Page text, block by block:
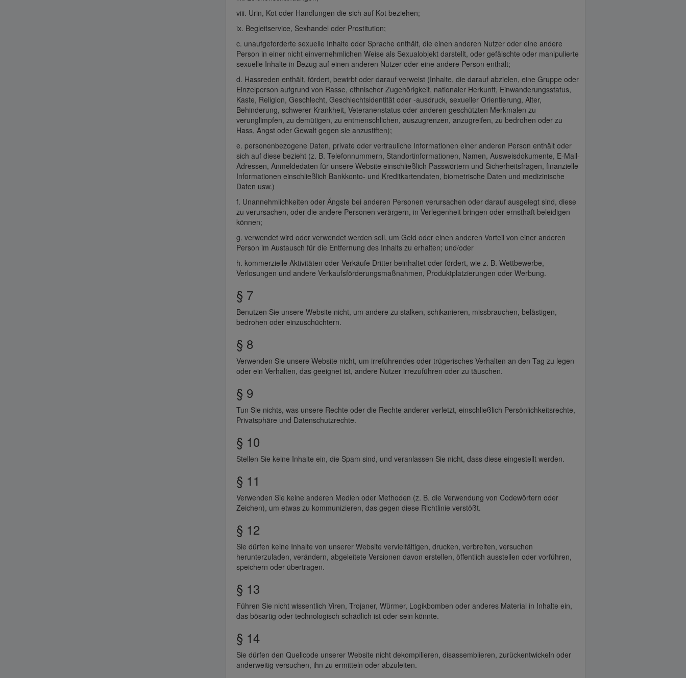
viii. Urin, Kot oder Handlungen die sich auf Kot beziehen;
ix. Begleitservice, Sexhandel oder Prostitution;
c. unaufgeforderte sexuelle Inhalte oder Sprache enthält, die einen anderen Nutzer oder eine andere
Person in einer nicht einvernehmlichen Weise als Sexualobjekt darstellt, oder gefälschte oder manipulierte
sexuelle Inhalte in Bezug auf einen anderen Nutzer oder eine andere Person enthält;
d. Hassreden enthält, fördert, bewirbt oder darauf verweist (Inhalte, die darauf abzielen, eine Gruppe oder
Einzelperson aufgrund von Rasse, ethnischer Zugehörigkeit, nationaler Herkunft, Einwanderungsstatus,
Kaste, Religion, Geschlecht, Geschlechtsidentität oder -ausdruck, sexueller Orientierung, Alter,
Behinderung, schwerer Krankheit, Veteranenstatus oder anderen geschützten Merkmalen zu
verunglimpfen, zu demütigen, zu entmenschlichen, auszugrenzen, anzugreifen, zu bedrohen oder zu
Hass, Angst oder Gewalt gegen sie anzustiften);
e. personenbezogene Daten, private oder vertrauliche Informationen einer anderen Person enthält oder
sich auf diese bezieht (z. B. Telefonnummern, Standortinformationen, Namen, Ausweisdokumente, E-Mail-
Adressen, Anmeldedaten für unsere Website einschließlich Passwörtern und Sicherheitsfragen, finanzielle
Informationen einschließlich Bankkonto- und Kreditkartendaten, biometrische Daten und medizinische
Daten usw.)
f. Unannehmlichkeiten oder Ängste bei anderen Personen verursachen oder darauf ausgelegt sind, diese
zu verursachen, oder die andere Personen verärgern, in Verlegenheit bringen oder ernsthaft beleidigen
können;
g. verwendet wird oder verwendet werden soll, um Geld oder einen anderen Vorteil von einer anderen
Person im Austausch für die Entfernung des Inhalts zu erhalten; und/oder
h. kommerzielle Aktivitäten oder Verkäufe Dritter beinhaltet oder fördert, wie z. B. Wettbewerbe,
Verlosungen und andere Verkaufsförderungsmaßnahmen, Produktplatzierungen oder Werbung.
§ 7
Benutzen Sie unsere Website nicht, um andere zu stalken, schikanieren, missbrauchen, belästigen,
bedrohen oder einzuschüchtern.
§ 8
Verwenden Sie unsere Website nicht, um irreführendes oder trügerisches Verhalten an den Tag zu legen
oder ein Verhalten, das geeignet ist, andere Nutzer irrezuführen oder zu täuschen.
§ 9
Tun Sie nichts, was unsere Rechte oder die Rechte anderer verletzt, einschließlich Persönlichkeitsrechte,
Privatsphäre und Datenschutzrechte.
§ 10
Stellen Sie keine Inhalte ein, die Spam sind, und veranlassen Sie nicht, dass diese eingestellt werden.
§ 11
Verwenden Sie keine anderen Medien oder Methoden (z. B. die Verwendung von Codewörtern oder
Zeichen), um etwas zu kommunizieren, das gegen diese Richtlinie verstößt.
§ 12
Sie dürfen keine Inhalte von unserer Website vervielfältigen, drucken, verbreiten, versuchen
herunterzuladen, verändern, abgeleitete Versionen davon erstellen, öffentlich ausstellen oder vorführen,
speichern oder übertragen.
§ 13
Führen Sie nicht wissentlich Viren, Trojaner, Würmer, Logikbomben oder anderes Material in Inhalte ein,
das bösartig oder technologisch schädlich ist oder sein könnte.
§ 14
Sie dürfen den Quellcode unserer Website nicht dekompilieren, disassemblieren, zurückentwickeln oder
anderweitig versuchen, ihn zu ermitteln oder abzuleiten.